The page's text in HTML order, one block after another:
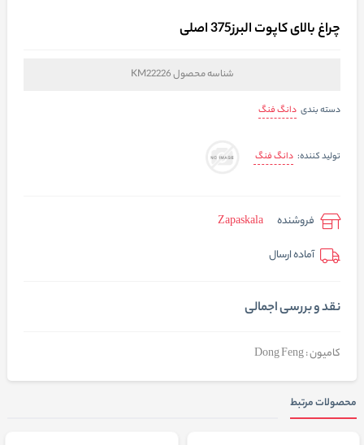
چراغ بالای کاپوت البرز375 اصلی
شناسه محصولKM22226
دسته بندی دانگ فنگ
تولید کننده: دانگ فنگ
فروشنده
Zapaskala
آماده ارسال
نقد و بررسی اجمالی
کامیون : Dong Feng
محصولات مرتبط